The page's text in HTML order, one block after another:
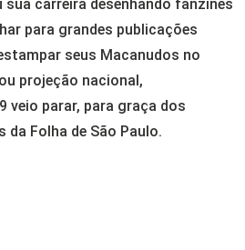
sua carreira desenhando fanzines
para grandes publicações
seus Macanudos no
projeção nacional,
veio parar, para graça dos
Folha de São Paulo.